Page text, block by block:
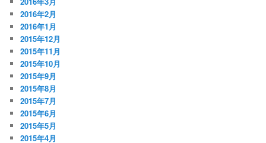
2016年2月
2016年1月
2015年12月
2015年11月
2015年10月
2015年9月
2015年8月
2015年7月
2015年6月
2015年5月
2015年4月